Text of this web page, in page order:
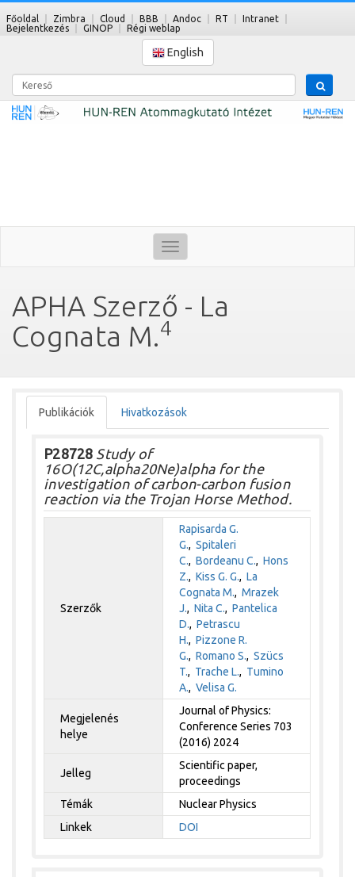
Főoldal Zimbra Cloud BBB Andoc RT
Intranet
Bejelentkezés
GINOP Régi weblap
English
Kereső
Toggle
navigation
APHA Szerző - La
Cognata M.4
Publikációk Hivatkozások
P28728 Study of
16O(12C,alpha20Ne)alpha for the
investigation of carbon-carbon fusion
reaction via the Trojan Horse Method.
Szerzők
Rapisarda G.
G.,Spitaleri
C.,Bordeanu C.,Hons
Z.,Kiss G. G.,La
Cognata M.,Mrazek
J.,Nita C.,Pantelica
D.,Petrascu
H.,Pizzone R.
G.,Romano S.,Szücs
T., Trache L., Tumino
A.,Velisa G.
Megjelenés
helye
Journal of Physics:
Conference Series 703
(2016) 2024
Jelleg
Scientific paper,
proceedings
Témák
Nuclear Physics
Linkek
DOI